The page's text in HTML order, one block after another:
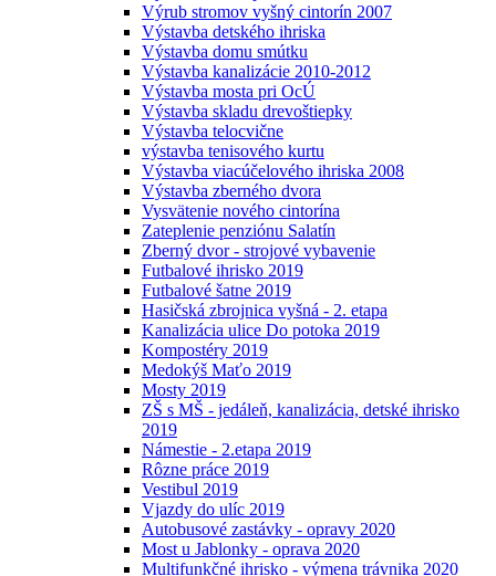
Výrub stromov vyšný cintorín 2007
Výstavba detského ihriska
Výstavba domu smútku
Výstavba kanalizácie 2010-2012
Výstavba mosta pri OcÚ
Výstavba skladu drevoštiepky
Výstavba telocvične
výstavba tenisového kurtu
Výstavba viacúčelového ihriska 2008
Výstavba zberného dvora
Vysvätenie nového cintorína
Zateplenie penziónu Salatín
Zberný dvor - strojové vybavenie
Futbalové ihrisko 2019
Futbalové šatne 2019
Hasičská zbrojnica vyšná - 2. etapa
Kanalizácia ulice Do potoka 2019
Kompostéry 2019
Medokýš Maťo 2019
Mosty 2019
ZŠ s MŠ - jedáleň, kanalizácia, detské ihrisko
2019
Námestie - 2.etapa 2019
Rôzne práce 2019
Vestibul 2019
Vjazdy do ulíc 2019
Autobusové zastávky - opravy 2020
Most u Jablonky - oprava 2020
Multifunkčné ihrisko - výmena trávnika 2020